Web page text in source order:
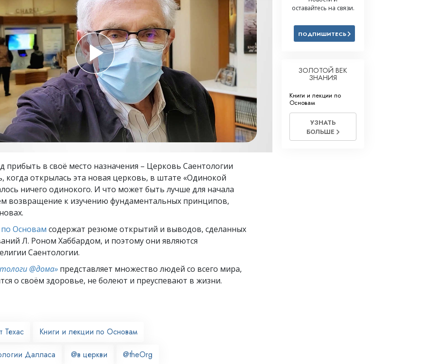
Решение проблемы наркотиков
Дети
Инструменты для использования
в работе
Этика и состояния
Расследования
Основы организации
Основы связей с общественностью
прибыть в своё место назначения – Церковь Саентологии
когда открылась эта новая церковь, в штате «Одинокой
ничего одинокого. И что может быть лучше для начала
возвращение к изучению фундаментальных принципов,
Основам содержат резюме открытий и выводов, сделанных
Л. Роном Хаббардом, и поэтому они являются
Саентологии.
@дома» представляет множество людей со всего мира,
о своём здоровье, не болеют и преуспевают в жизни.
Техас Книги и лекции по Основам
Далласа @в церкви @theOrg
оставайтесь на связи.
ПОДПИШИТЕСЬ
ЗОЛОТОЙ ВЕК
ЗНАНИЯ
Книги и лекции по
Основам
УЗНАТЬ
БОЛЬШЕ